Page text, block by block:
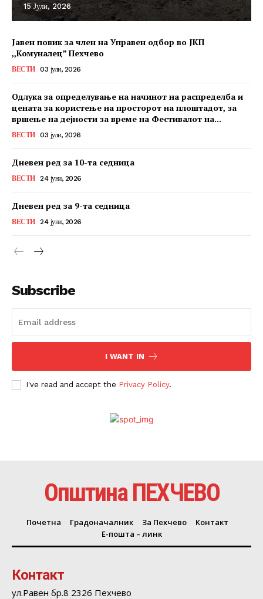
15 Јули, 2026
Јавен повик за член на Управен одбор во ЈКП
,,Комуналец” Пехчево
ВЕСТИ 03 јули, 2026
Одлука за определување на начинот на распределба и
цената за користење на просторот на плоштадот, за
вршење на дејности за време на Фестивалот на...
ВЕСТИ 03 јули, 2026
Дневен ред за 10-та седница
ВЕСТИ 24 јуни, 2026
Дневен ред за 9-та седница
ВЕСТИ 24 јуни, 2026
Subscribe
I WANT IN
I've read and accept the Privacy Policy.
Општина ПЕХЧЕВО
Почетна Градоначалник За Пехчево
Контакт
Е-пошта – линк
Контакт
ул.Равен бр.8 2326 Пехчево